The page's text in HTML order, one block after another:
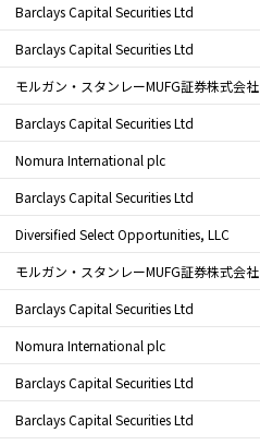
Barclays Capital Securities Ltd
Barclays Capital Securities Ltd
モルガン・スタンレーMUFG証券株式会社
Barclays Capital Securities Ltd
Nomura International plc
Barclays Capital Securities Ltd
Diversified Select Opportunities, LLC
モルガン・スタンレーMUFG証券株式会社
Barclays Capital Securities Ltd
Nomura International plc
Barclays Capital Securities Ltd
Barclays Capital Securities Ltd